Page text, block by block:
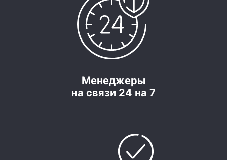
Менеджеры
на связи 24 на 7